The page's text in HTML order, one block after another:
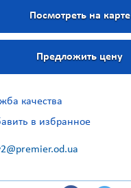
Посмотреть на карте
Предложить цену
качества
в избранное